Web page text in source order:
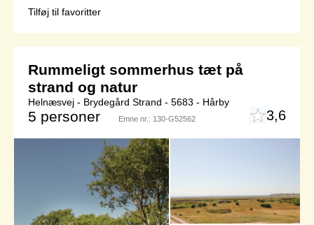
Tilføj til favoritter
Rummeligt sommerhus tæt på
strand og natur
Helnæsvej - Brydegård Strand - 5683 - Hårby
5 personer Emne nr.: 130-G52562 3,6